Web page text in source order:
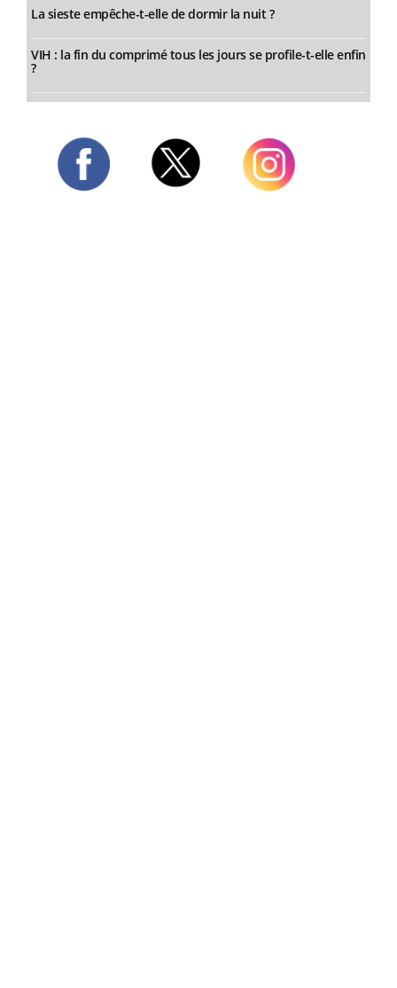
La sieste empêche-t-elle de dormir la nuit ?
VIH : la fin du comprimé tous les jours se profile-t-elle enfin
?